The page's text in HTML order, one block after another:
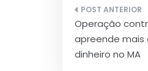
Navegação
de
Post
Operação
apreende mais
dinheiro no MA